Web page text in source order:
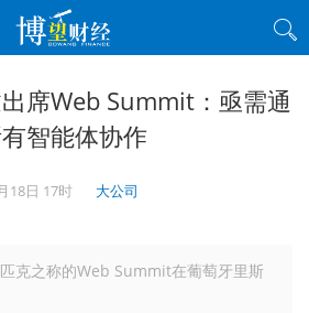
席Web Summit：亟需通
智能体协作
18日 17时 大公司
克之称的Web Summit在葡萄牙里斯